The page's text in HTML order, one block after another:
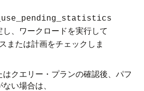
し、ワークロードを実行して
または計画をチェックしま
クエリー・プランの確認後、パフ
い場合は、